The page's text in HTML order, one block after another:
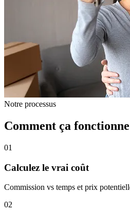
Notre processus
Comment ça
01
Calculez le vrai coût
Commission vs temps et prix
02